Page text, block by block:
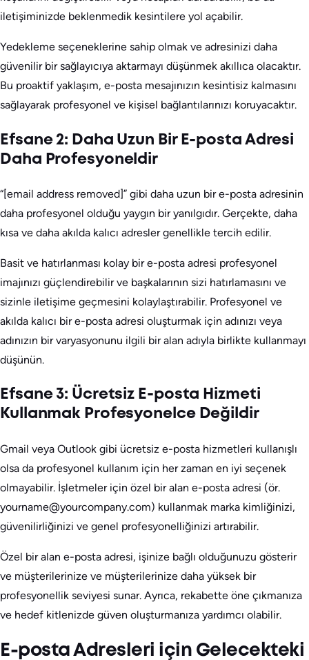
iletişiminizde beklenmedik kesintilere yol açabilir.
Yedekleme seçeneklerine sahip olmak ve adresinizi daha
güvenilir bir sağlayıcıya aktarmayı düşünmek akıllıca olacaktır.
Bu proaktif yaklaşım, e-posta mesajınızın kesintisiz kalmasını
sağlayarak profesyonel ve kişisel bağlantılarınızı koruyacaktır.
Efsane 2: Daha Uzun Bir E-posta Adresi
Daha Profesyoneldir
“[email address removed]” gibi daha uzun bir e-posta adresinin
daha profesyonel olduğu yaygın bir yanılgıdır. Gerçekte, daha
kısa ve daha akılda kalıcı adresler genellikle tercih edilir.
Basit ve hatırlanması kolay bir e-posta adresi profesyonel
imajınızı güçlendirebilir ve başkalarının sizi hatırlamasını ve
sizinle iletişime geçmesini kolaylaştırabilir. Profesyonel ve
akılda kalıcı bir e-posta adresi oluşturmak için adınızı veya
adınızın bir varyasyonunu ilgili bir alan adıyla birlikte kullanmayı
düşünün.
Efsane 3: Ücretsiz E-posta Hizmeti
Kullanmak Profesyonelce Değildir
Gmail veya Outlook gibi ücretsiz e-posta hizmetleri kullanışlı
olsa da profesyonel kullanım için her zaman en iyi seçenek
olmayabilir. İşletmeler için özel bir alan e-posta adresi (ör.
yourname@yourcompany.com) kullanmak marka kimliğinizi,
güvenilirliğinizi ve genel profesyonelliğinizi artırabilir.
Özel bir alan e-posta adresi, işinize bağlı olduğunuzu gösterir
ve müşterilerinize ve müşterilerinize daha yüksek bir
profesyonellik seviyesi sunar. Ayrıca, rekabette öne çıkmanıza
ve hedef kitlenizde güven oluşturmanıza yardımcı olabilir.
E-posta Adresleri için Gelecekteki